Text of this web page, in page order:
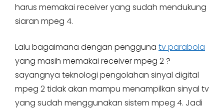
harus memakai receiver yang sudah mendukung
siaran mpeg 4.
Lalu bagaimana dengan pengguna tv parabola
yang masih memakai receiver mpeg 2 ?
sayangnya teknologi pengolahan sinyal digital
mpeg 2 tidak akan mampu menampilkan sinyal tv
yang sudah menggunakan sistem mpeg 4. Jadi